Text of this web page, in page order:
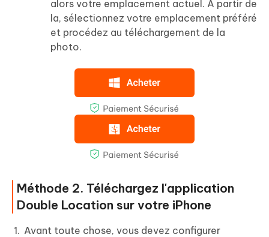
alors votre emplacement actuel. À partir de
la, sélectionnez votre emplacement préféré
et procédez au téléchargement de la
photo.
Méthode 2. Téléchargez l'application
Double Location sur votre iPhone
Avant toute chose, vous devez configurer